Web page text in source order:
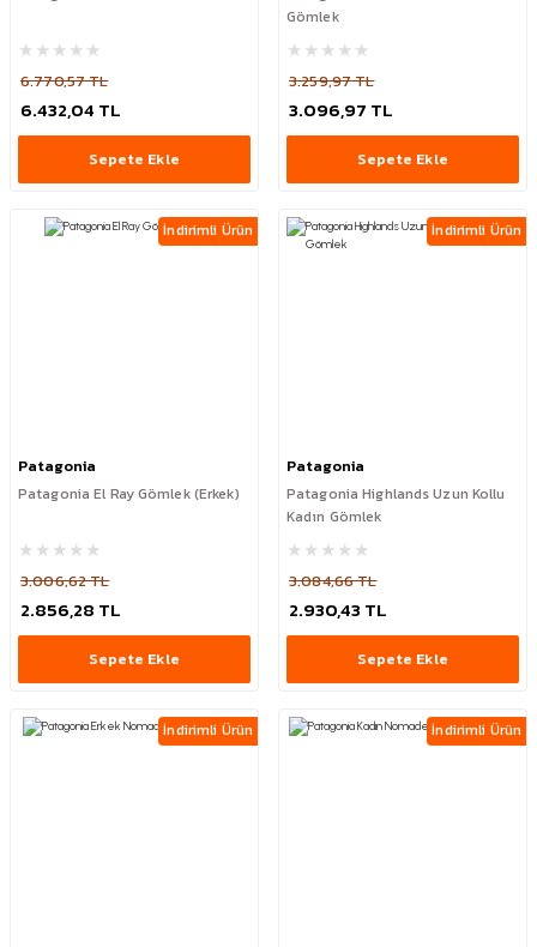
6.770,57 TL
6.432,04 TL
Sepete Ekle
Gömlek
3.259,97 TL
3.096,97 TL
Sepete Ekle
İndirimli Ürün
Patagonia
Patagonia El Ray Gömlek (Erkek)
3.006,62 TL
2.856,28 TL
Sepete Ekle
İndirimli Ürün
Patagonia
Patagonia Highlands Uzun Kollu
Kadın Gömlek
3.084,66 TL
2.930,43 TL
Sepete Ekle
İndirimli Ürün İndirimli Ürün